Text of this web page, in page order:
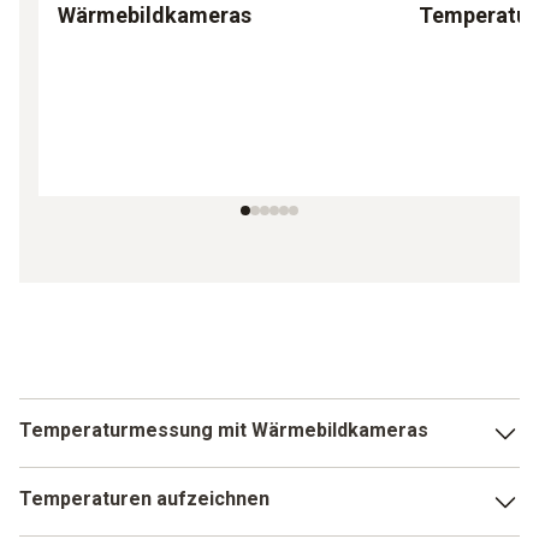
Wärmebildkameras
Temperaturmessung mit Wärmebildkameras
Wärmebildkameras die Temperaturen eines Messobjektes
Temperaturen aufzeichnen